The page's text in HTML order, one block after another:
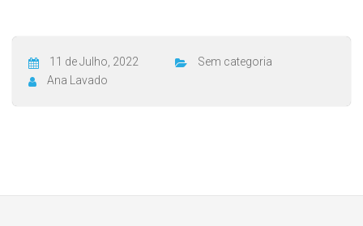
11 de Julho, 2022
Sem categoria
Ana Lavado